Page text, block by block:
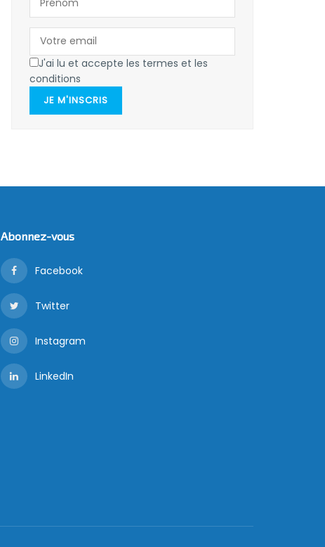
J'ai lu et accepte les termes et les
conditions
JE M'INSCRIS
Abonnez-vous
Facebook
Twitter
Instagram
LinkedIn